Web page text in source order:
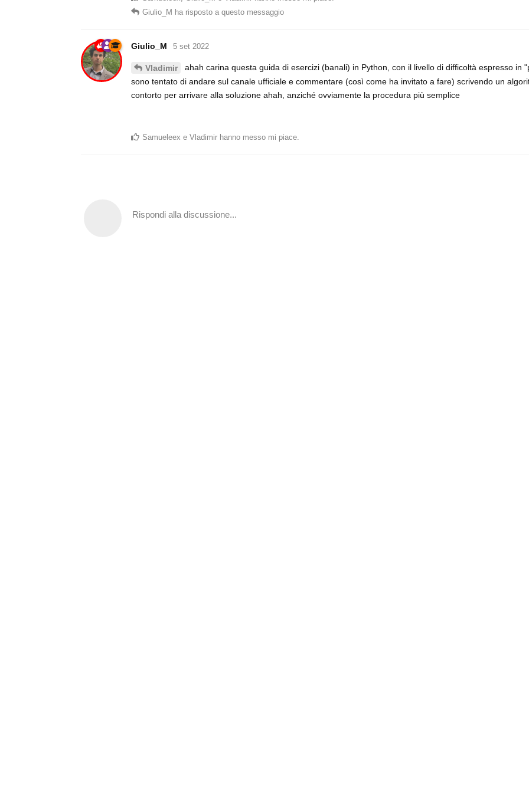
Giulio_M ha risposto a questo messaggio
Giulio_M 5 set 2022
Vladimir
ahah carina questa guida di esercizi (banali) in Python, con il livello di difficoltà espresso in
sono tentato di andare sul canale ufficiale e commentare (così come ha invitato a fare) scrivendo un
contorto per arrivare alla soluzione ahah, anziché ovviamente la procedura più semplice
Samueleex e Vladimir hanno messo mi piace
Rispondi alla discussione...